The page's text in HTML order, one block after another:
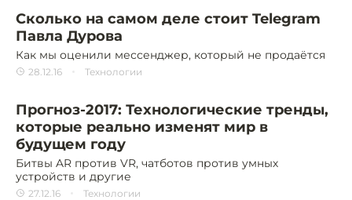
Сколько на самом деле стоит Telegram
Павла Дурова
Как мы оценили мессенджер, который не продаётся
28.12.16 Технологии
Прогноз-2017: Технологические тренды,
которые реально изменят мир в
будущем году
Битвы AR против VR, чатботов против умных
устройств и другие
27.12.16 Технологии